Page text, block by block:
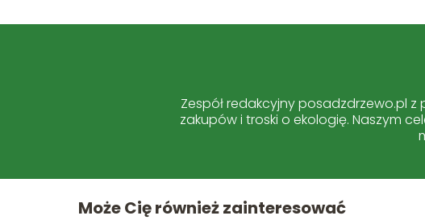
Zespół redakcyjny posadzdrzewo.pl
zakupów i troski o ekologię. Naszym
Może Cię również zainteresować